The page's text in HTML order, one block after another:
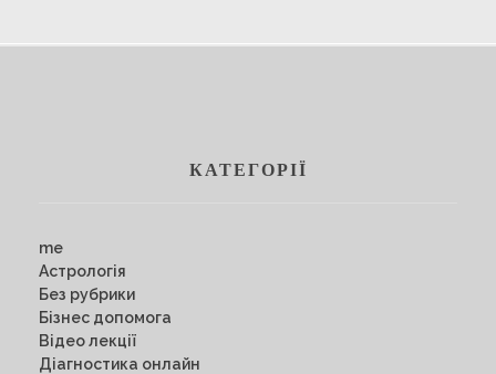
КАТЕГОРІЇ
me
Астрологія
Без рубрики
Бізнес допомога
Відео лекції
Діагностика онлайн